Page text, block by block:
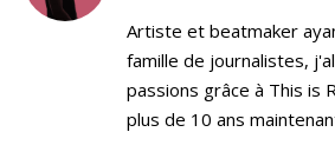
Artiste et beatmaker
famille de journalistes,
passions grâce à This is
plus de 10 ans